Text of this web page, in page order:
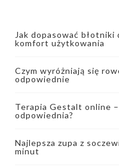
Jak dopasować
komfort użytkowania
Czym wyróżniają się
odpowiednie
Terapia Gestalt online
odpowiednia?
Najlepsza zupa z
minut